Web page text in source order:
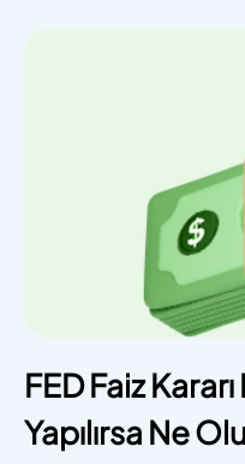
FED Faiz Kararı
Yapılırsa Ne